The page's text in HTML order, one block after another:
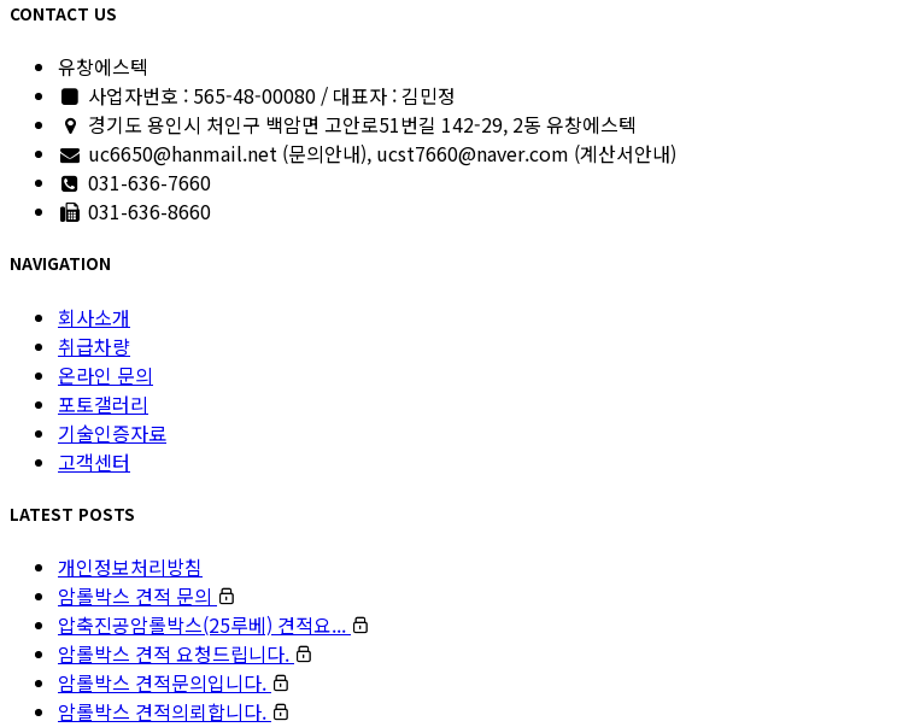
CONTACT US
유창에스텍
사업자번호 : 565-48-00080 / 대표자 : 김민정
경기도 용인시 처인구 백암면 고안로51번길 142-29, 2동 유창에스텍
uc6650@hanmail.net (문의안내), ucst7660@naver.com (계산서안내)
031-636-7660
031-636-8660
NAVIGATION
회사소개
취급차량
온라인 문의
포토갤러리
기술인증자료
고객센터
LATEST POSTS
개인정보처리방침
암롤박스 견적 문의
압축진공암롤박스(25루베) 견적요...
암롤박스 견적 요청드립니다.
암롤박스 견적문의입니다.
암롤박스 견적의뢰합니다.